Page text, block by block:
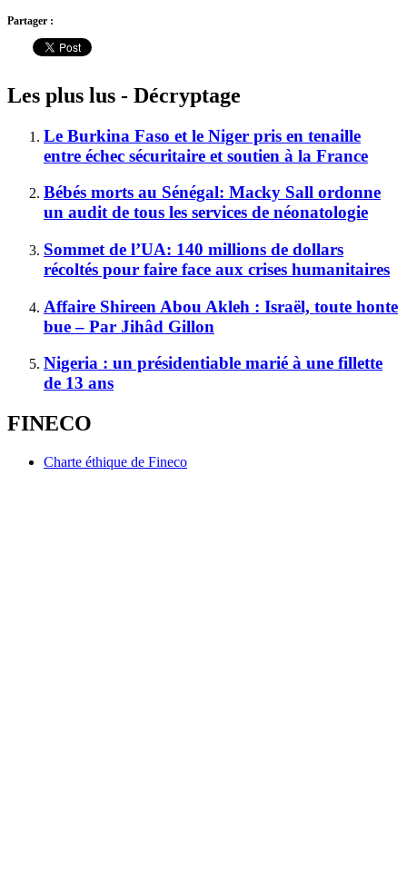
Partager :
Les plus lus - Décryptage
Le Burkina Faso et le Niger pris en tenaille
entre échec sécuritaire et soutien à la France
Bébés morts au Sénégal: Macky Sall ordonne
un audit de tous les services de néonatologie
Sommet de l’UA: 140 millions de dollars
récoltés pour faire face aux crises humanitaires
Affaire Shireen Abou Akleh : Israël, toute honte
bue – Par Jihâd Gillon
Nigeria : un présidentiable marié à une fillette
de 13 ans
FINECO
Charte éthique de Fineco